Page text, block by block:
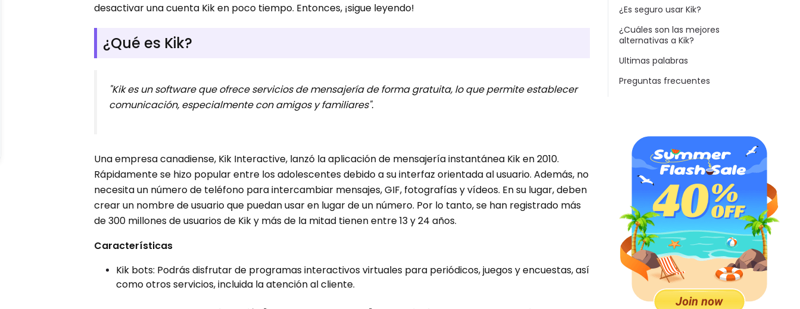
desactivar una cuenta Kik en poco tiempo. Entonces, ¡sigue leyendo!
¿Qué es Kik?
"Kik es un software que ofrece servicios de mensajería de forma gratuita, lo que permite establecer
comunicación, especialmente con amigos y familiares".
Una empresa canadiense, Kik Interactive, lanzó la aplicación de mensajería instantánea Kik en 2010.
Rápidamente se hizo popular entre los adolescentes debido a su interfaz orientada al usuario. Además, no
necesita un número de teléfono para intercambiar mensajes, GIF, fotografías y vídeos. En su lugar, deben
crear un nombre de usuario que puedan usar en lugar de un número. Por lo tanto, se han registrado más
de 300 millones de usuarios de Kik y más de la mitad tienen entre 13 y 24 años.
Características
Kik bots: Podrás disfrutar de programas interactivos virtuales para periódicos, juegos y encuestas, así
como otros servicios, incluida la atención al cliente.
¿Es seguro usar Kik?
¿Cuáles son las mejores
alternativas a Kik?
Ultimas palabras
Preguntas frecuentes